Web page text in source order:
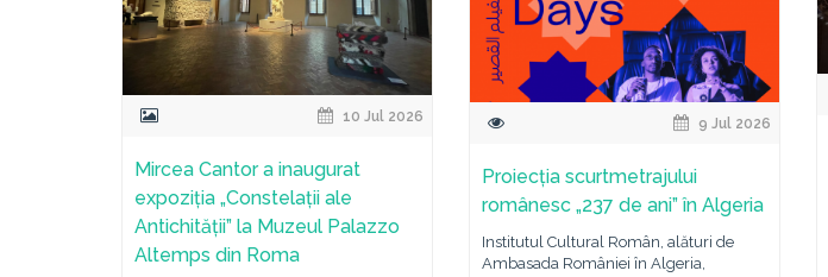
10 Jul 2026
Mircea Cantor a inaugurat
expoziția „Constelații ale
Antichității” la Muzeul Palazzo
Altemps din Roma
9 Jul 2026
Proiecția scurtmetrajului
românesc „237 de ani” în Algeria
Institutul Cultural Român, alături de
Ambasada României în Algeria,